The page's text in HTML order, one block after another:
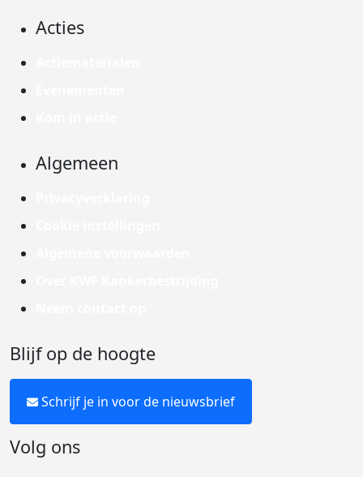
Acties
Algemeen
Blijf op de hoogte
Schrijf je in voor de nieuwsbrief
Volg ons